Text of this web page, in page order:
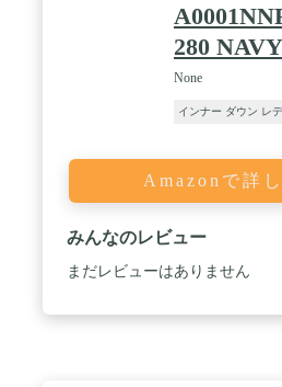
280 NAVY
None
インナー ダウン レ
Amazonで詳
みんなのレビュー
まだレビューはありません